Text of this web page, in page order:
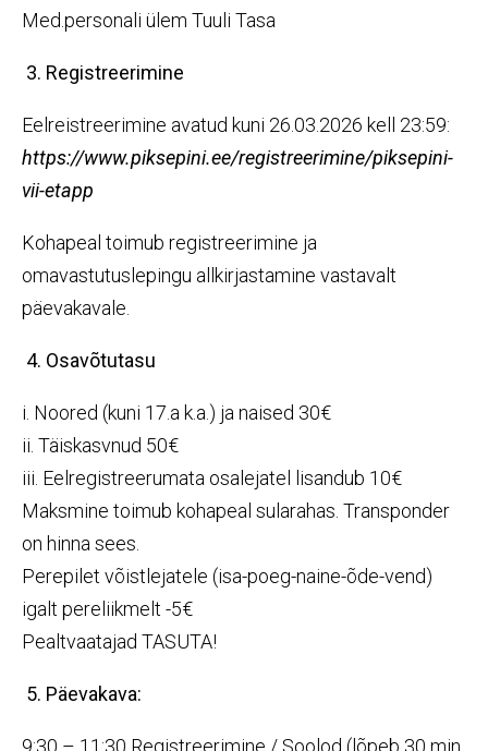
Med.personali ülem Tuuli Tasa
3. Registreerimine
Eelreistreerimine avatud kuni 26.03.2026 kell 23:59:
https://www.piksepini.ee/registreerimine/piksepini-
vii-etapp
Kohapeal toimub registreerimine ja
omavastutuslepingu allkirjastamine vastavalt
päevakavale.
4. Osavõtutasu
i. Noored (kuni 17.a k.a.) ja naised 30€
ii. Täiskasvnud 50€
iii. Eelregistreerumata osalejatel lisandub 10€
Maksmine toimub kohapeal sularahas. Transponder
on hinna sees.
Perepilet võistlejatele (isa-poeg-naine-õde-vend)
igalt pereliikmelt -5€
Pealtvaatajad TASUTA!
5. Päevakava:
9:30 – 11:30 Registreerimine / Soolod (lõpeb 30 min